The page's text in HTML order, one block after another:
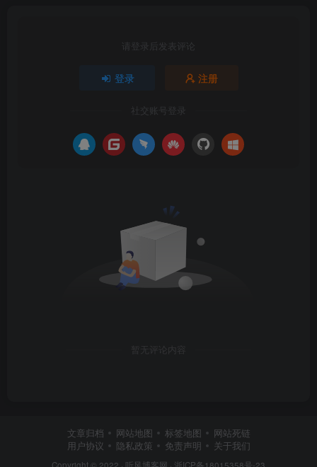
请登录后发表评论
登录 注册
社交账号登录
暂无评论内容
文章归档 网站地图 标签地图
网站死链
用户协议
隐私政策 免责声明 关于我们
Copyright © 2022 · 听风博客网 · 浙ICP备18015358号-23